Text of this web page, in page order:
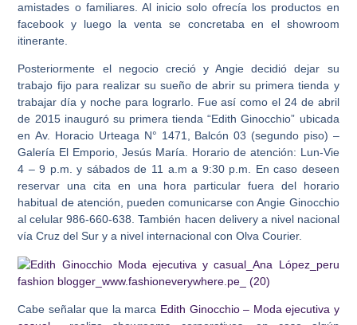
amistades o familiares. Al inicio solo ofrecía los productos en
facebook y luego la venta se concretaba en el showroom
itinerante.
Posteriormente el negocio creció y Angie decidió dejar su
trabajo fijo para realizar su sueño de abrir su primera tienda y
trabajar día y noche para lograrlo. Fue así como el 24 de abril
de 2015 inauguró su primera tienda“Edith Ginocchio” ubicada
en Av. Horacio Urteaga N° 1471, Balcón 03 (segundo piso) –
Galería El Emporio, Jesús María. Horario de atención: Lun-Vie
4 – 9 p.m. y sábados de 11 a.m a 9:30 p.m. En caso deseen
reservar una cita en una hora particular fuera del horario
habitual de atención, pueden comunicarse con Angie Ginocchio
al celular 986-660-638. También hacen delivery a nivel nacional
vía Cruz del Sur y a nivel internacional con Olva Courier.
Cabe señalar que la marca Edith Ginocchio – Moda ejecutiva y